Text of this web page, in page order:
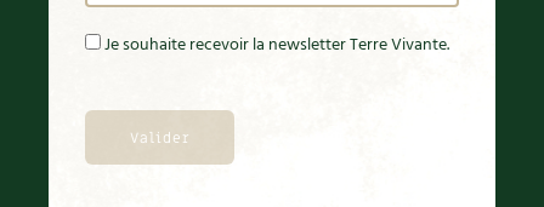
Je souhaite recevoir la newsletter Terre Vivante.